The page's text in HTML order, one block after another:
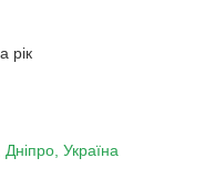
рік
Україна